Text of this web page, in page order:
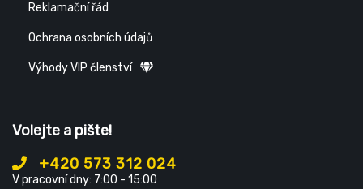
Reklamační řád
Ochrana osobních údajů
Výhody VIP členství
Volejte a pište!
+420 573 312 024
V pracovní dny: 7:00 - 15:00